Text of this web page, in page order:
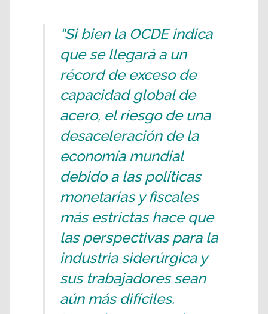
“Si bien la OCDE indica
que se llegará a un
récord de exceso de
capacidad global de
acero, el riesgo de una
desaceleración de la
economía mundial
debido a las políticas
monetarias y fiscales
más estrictas hace que
las perspectivas para la
industria siderúrgica y
sus trabajadores sean
aún más difíciles.